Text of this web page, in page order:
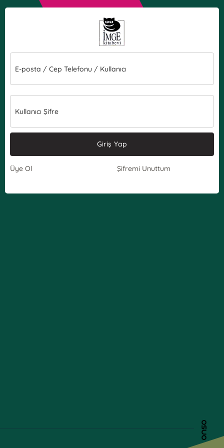
E-posta / Cep Telefonu / Kullanıcı
Kullanıcı Şifre
Giriş Yap
Üye Ol Şifremi Unuttum